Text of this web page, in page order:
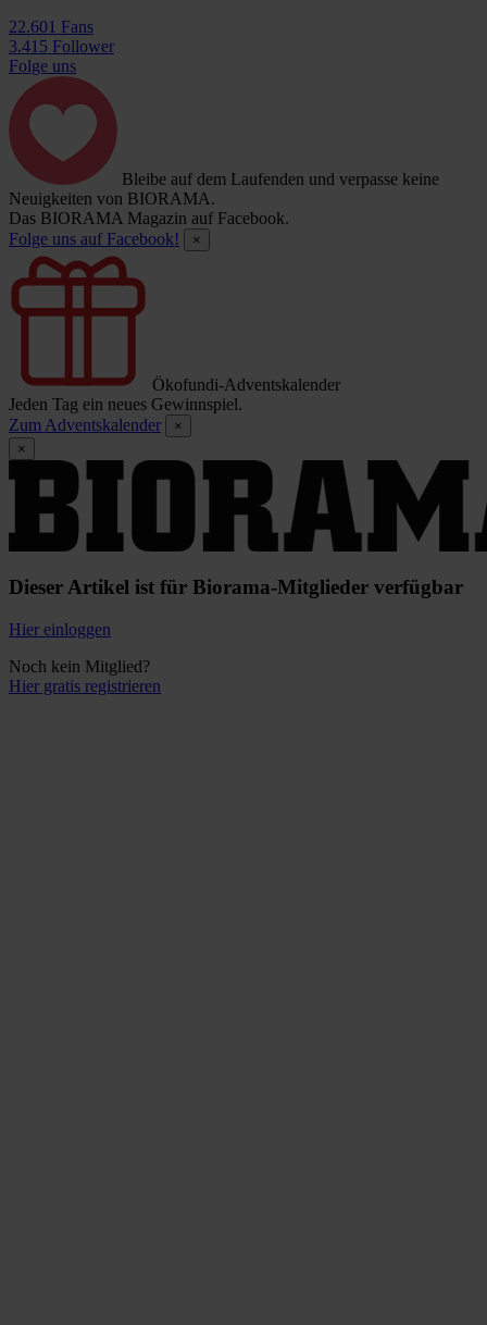
22.601 Fans
3.415 Follower
Folge uns
Bleibe auf dem Laufenden und verpasse keine
Neuigkeiten von BIORAMA.
Das BIORAMA Magazin auf Facebook.
Folge uns auf Facebook!
×
Ökofundi-Adventskalender
Jeden Tag ein neues Gewinnspiel.
Zum Adventskalender
×
×
Dieser Artikel ist für Biorama-Mitglieder verfügbar
Hier einloggen
Noch kein Mitglied?
Hier gratis registrieren